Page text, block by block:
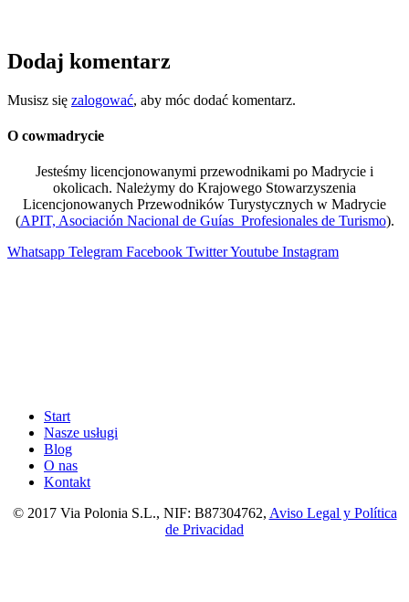
Dodaj komentarz
Musisz się zalogować, aby móc dodać komentarz.
O cowmadrycie
Jesteśmy licencjonowanymi przewodnikami po Madrycie i
okolicach. Należymy do Krajowego Stowarzyszenia
Licencjonowanych Przewodników Turystycznych w Madrycie
(APIT, Asociación Nacional de Guías Profesionales de Turismo).
Whatsapp Telegram Facebook TwitterYoutube Instagram
Start
Nasze usługi
Blog
O nas
Kontakt
© 2017 Via Polonia S.L., NIF: B87304762, Aviso Legal y Política
de Privacidad